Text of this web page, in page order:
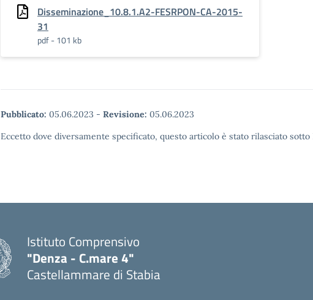
Disseminazione_10.8.1.A2-FESRPON-CA-2015-
31
pdf - 101 kb
Pubblicato: 05.06.2023 - Revisione: 05.06.2023
Eccetto dove diversamente specificato, questo articolo è stato rilasciato
Istituto Comprensivo
"Denza - C.mare 4"
Castellammare di Stabia